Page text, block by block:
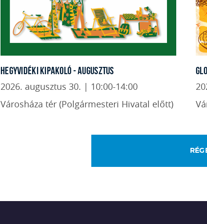
HEGYVIDÉKI KIPAKOLÓ - AUGUSZTUS
2026. augusztus 30. | 10:00-14:00
Városháza tér (Polgármesteri Hivatal előtt)